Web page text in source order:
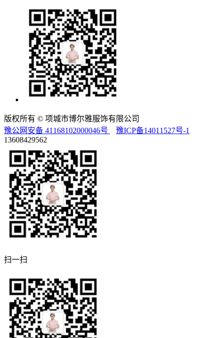
版权所有 © 项城市博尔雅服饰有限公司
豫公网安备 41168102000046号
豫ICP备14011527号-1
13608429562
扫一扫